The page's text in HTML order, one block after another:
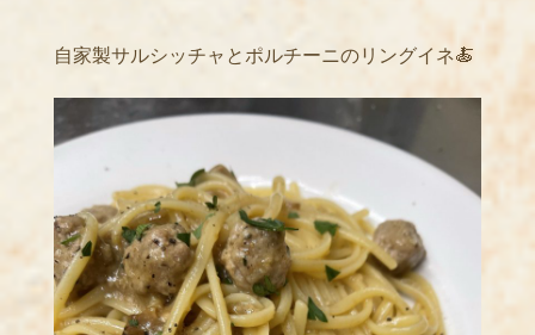
自家製サルシッチャとポルチーニのリングイネ🍝